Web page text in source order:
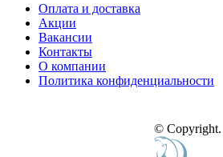
Оплата и доставка
Акции
Вакансии
Контакты
О компании
Политика конфиденциальности
©